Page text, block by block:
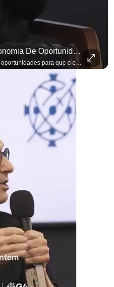
Zema Fala Sobre Uma Economia De Oportunidades Para O Empresário
Zema fala sobre uma economia de oportunidades para que o empresário brasileiro não precise sair do país para manter o crescimento do seu negócio. A primeira Sabatina Presidencial em que as perguntas não vieram de assessores, partidos ou jornalistas. Vieram de uma pesquisa com empresários brasileiros. Imposto, juro, custo de contratar. Cada candidato frente a frente com quem move a economia do país. Se você busca informação com credibilidade, inscreva-se agora e ative o